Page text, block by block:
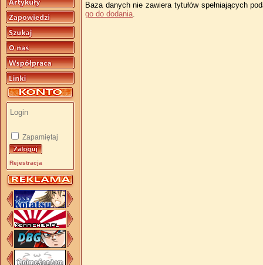
Zapamiętaj
Rejestracja
Baza danych nie zawiera tytułów spełniających
go do dodania.